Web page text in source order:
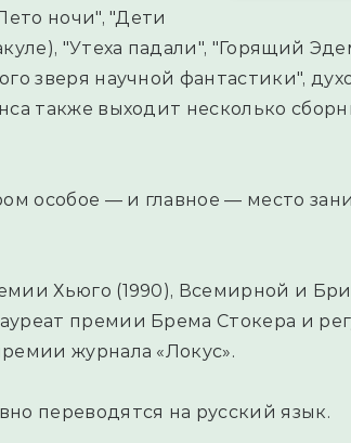
ночи", "Дети
"Утеха падали", "Горящий
зверя научной фантастики",
также выходит несколько
особое — и главное — место
Хьюго (1990), Всемирной и
премии Брема Стокера и
журнала «Локус».
переводятся на русский язык.